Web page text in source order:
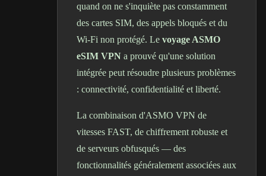
quand on ne s'inquiète pas constamment
des cartes SIM, des appels bloqués et du
Wi-Fi non protégé. Le voyage ASMO
eSIM VPN a prouvé qu'une solution
intégrée peut résoudre plusieurs problèmes
: connectivité, confidentialité et liberté.
La combinaison d'ASMO VPN de
vitesses FAST, de chiffrement robuste et
de serveurs obfusqués — des
fonctionnalités généralement associées aux